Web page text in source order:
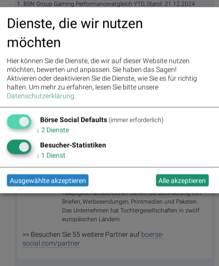
1. BSN Group Gaming Performancevergleich YTD, Stand: 21.12.2024
2. Poker, Asse, Casino, gaming, Glücksspiel,
http://www.shutterstock.com/de/pic-125243891/stock-photo-poker-aces-
Aktien auf dem Radar: Bajaj Mobility AG Rosenbauer
Semperit ,EuroTeleSites AG, Flughafen Wien,Porr, SBO,Athos
Immobilien,Marinomed Biotech ,Österreichische Post
Wolftank-
Adisa, BTV AG,BKS Bank Stamm,Kapsch TrafficCom , Amag
DO&CO,CPI Europe AG,Telekom Austria ,UBM,SAP
Symrise,Bayer ,Fresenius Medical Care
Fresenius,Hannover Rück,DAIMLER TRUCK HLD...,Rheinmetall.
Random Partner
Österreichische Post
Die Österreichische Post ist der landesweit führende
Logistik- und Postdienstleister. Zu den
Hauptgeschäftsbereichen zählen die Beförderung von
Briefen, Werbesendungen, Printmedien und Paketen.
Das Unternehmen hat Tochtergesellschaften in zwölf
europäischen Ländern.
>> Besuchen Sie 55 weitere Partner auf boerse-
social.com/partner
Dienste, die wir nutzen
möchten
Hier können Sie die Dienste, die wir auf dieser Website nutzen
möchten, bewerten und anpassen. Sie haben das Sagen!
Aktivieren oder deaktivieren Sie die Dienste, wie Sie es für richtig
halten. Um mehr zu erfahren, lesen Sie bitte unsere
Datenschutzerklärung.
Börse Social Defaults (immer erforderlich)
↓ 2 Dienste
Besucher-Statistiken
↓ 1 Dienst
Ausgewählte akzeptieren Alle akzeptieren